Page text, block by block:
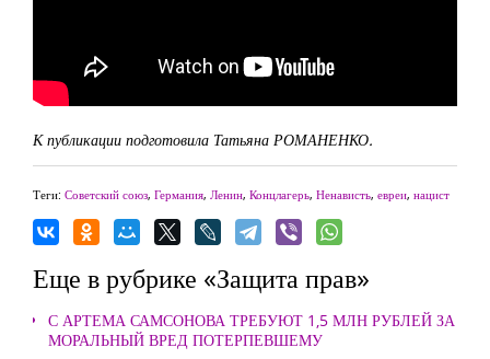
К публикации подготовила Татьяна РОМАНЕНКО.
Теги: Советский союз, Германия, Ленин, Концлагерь, Ненависть, евреи, нацист
Еще в рубрике «Защита прав»
С АРТЕМА САМСОНОВА ТРЕБУЮТ 1,5 МЛН РУБЛЕЙ ЗА
МОРАЛЬНЫЙ ВРЕД ПОТЕРПЕВШЕМУ